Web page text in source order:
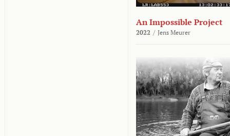
An Impossible Project
2022 / Jens Meurer